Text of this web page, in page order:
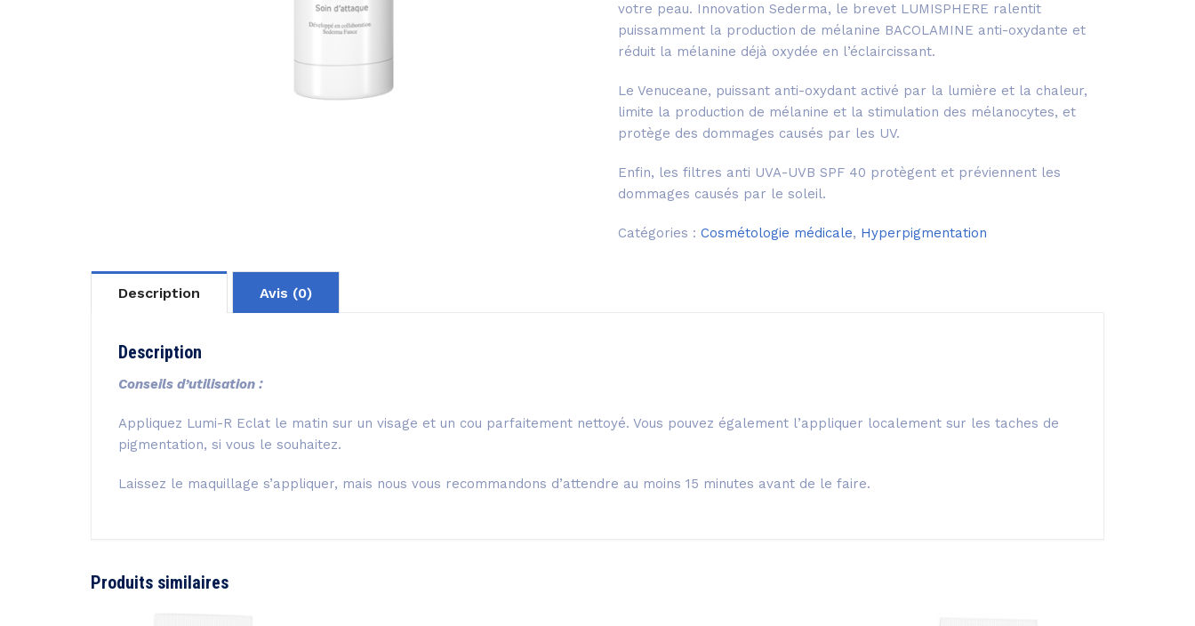
votre peau. Innovation Sederma, le brevet LUMISPHERE ralentit
puissamment la production de mélanine BACOLAMINE anti-oxydante et
réduit la mélanine déjà oxydée en l’éclaircissant.
Le Venuceane, puissant anti-oxydant activé par la lumière et la chaleur,
limite la production de mélanine et la stimulation des mélanocytes, et
protège des dommages causés par les UV.
Enfin, les filtres anti UVA-UVB SPF 40 protègent et préviennent les
dommages causés par le soleil.
Catégories : Cosmétologie médicale, Hyperpigmentation
Description Avis (0)
Description
Conseils d’utilisation :
Appliquez Lumi-R Eclat le matin sur un visage et un cou parfaitement nettoyé. Vous pouvez également l’appliquer localement sur les taches de
pigmentation, si vous le souhaitez.
Laissez le maquillage s’appliquer, mais nous vous recommandons d’attendre au moins 15 minutes avant de le faire.
Produits similaires